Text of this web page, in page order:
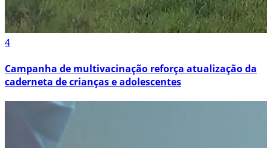
4
Campanha de multivacinação reforça atualização da
caderneta de crianças e adolescentes